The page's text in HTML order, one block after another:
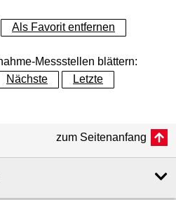
Land Berlin
Probenahme
403605.80
Als Favorit entfernen
Messstellen blättern:
Nächste Letzte
zum Seitenanfang